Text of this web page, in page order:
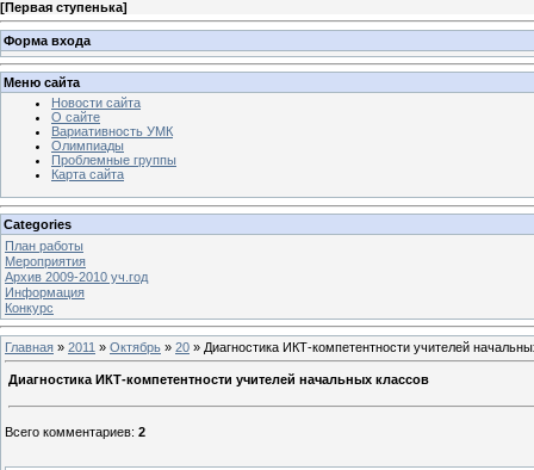
[Первая ступенька]
Форма входа
Меню сайта
Новости сайта
О сайте
Вариативность УМК
Олимпиады
Проблемные группы
Карта сайта
Categories
План работы
Мероприятия
Архив 2009-2010 уч.год
Информация
Конкурс
Главная » 2011 » Октябрь » 20 » Диагностика ИКТ-компетентности учителей
Диагностика ИКТ-компетентности учителей начальных классов
Всего комментариев: 2